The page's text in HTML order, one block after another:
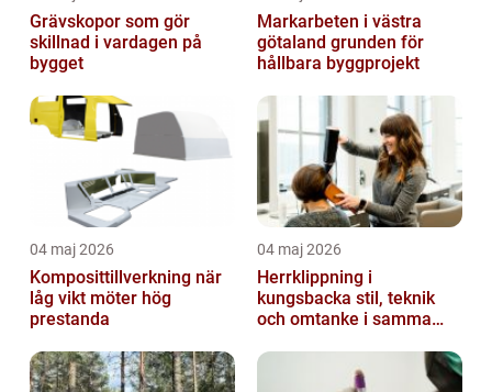
Grävskopor som gör
skillnad i vardagen på
bygget
Markarbeten i västra
götaland grunden för
hållbara byggprojekt
04 maj 2026
Komposittillverkning när
låg vikt möter hög
prestanda
04 maj 2026
Herrklippning i
kungsbacka stil, teknik
och omtanke i samma